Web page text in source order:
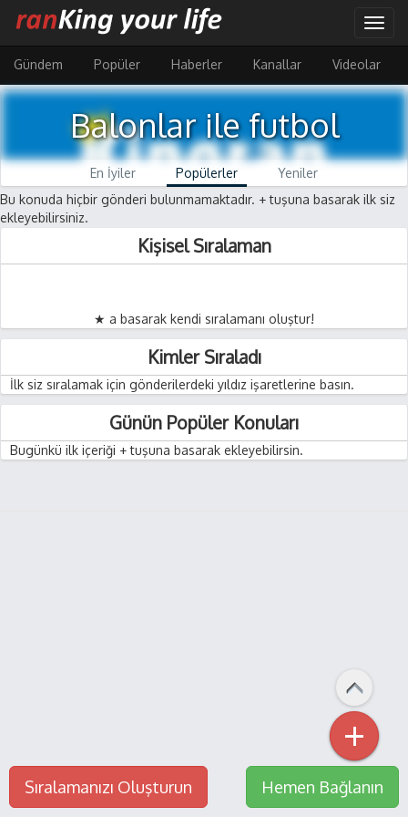
içeriğe
atla
Gündem
Popüler Haberler Kanallar Videolar
Balonlar ile futbol
En İyiler Popülerler Yeniler
Hemen Bağlanın
Sıralamanızı Oluşturun
Bu konuda hiçbir gönderi bulunmamaktadır. + tuşuna basarak ilk siz
ekleyebilirsiniz.
+
Kişisel Sıralaman
★ a basarak kendi sıralamanı oluştur!
Kimler Sıraladı
İlk siz sıralamak için gönderilerdeki yıldız işaretlerine basın.
Günün Popüler Konuları
Bugünkü ilk içeriği + tuşuna basarak ekleyebilirsin.